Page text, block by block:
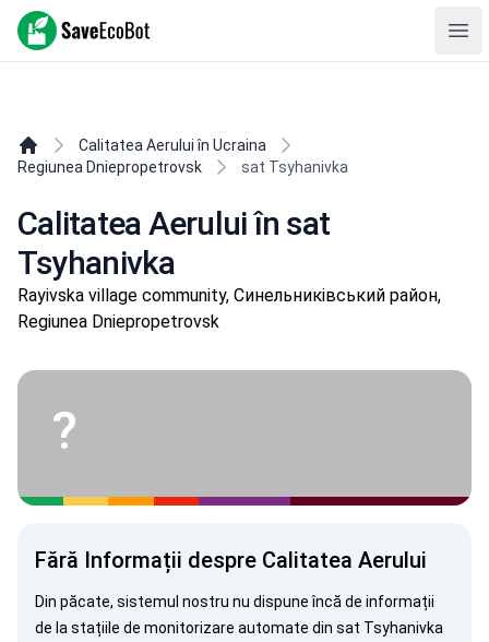
SaveEcoBot
Calitatea Aerului în Ucraina
Regiunea Dniepropetrovsk
sat Tsyhanivka
Calitatea Aerului în sat
Tsyhanivka
Rayivska village community, Синельниківський район,
Regiunea Dniepropetrovsk
?
Fără Informații despre Calitatea Aerului
Din păcate, sistemul nostru nu dispune încă de informații
de la stațiile de monitorizare automate din sat Tsyhanivka